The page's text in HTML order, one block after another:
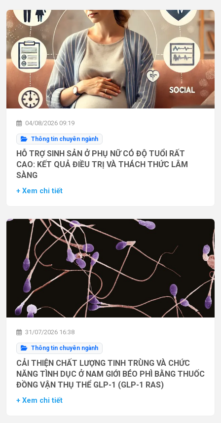
04/08/2026 09:19
Thông tin chuyên ngành
HỖ TRỢ SINH SẢN Ở PHỤ NỮ CÓ ĐỘ TUỔI RẤT
CAO: KẾT QUẢ ĐIỀU TRỊ VÀ THÁCH THỨC LÂM
SÀNG
+ Xem chi tiết
31/07/2026 16:38
Thông tin chuyên ngành
CẢI THIỆN CHẤT LƯỢNG TINH TRÙNG VÀ CHỨC
NĂNG TÌNH DỤC Ở NAM GIỚI BÉO PHÌ BẰNG THUỐC
ĐỒNG VẬN THỤ THỂ GLP-1 (GLP-1 RAS)
+ Xem chi tiết